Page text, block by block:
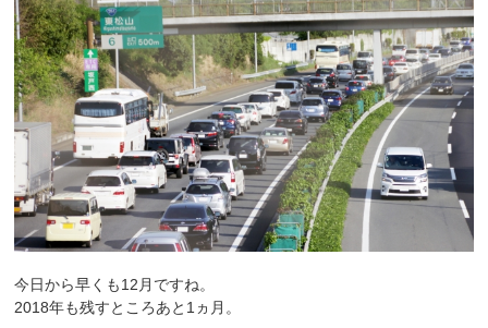
今日から早くも12月ですね。
2018年も残すところあと1ヵ月。